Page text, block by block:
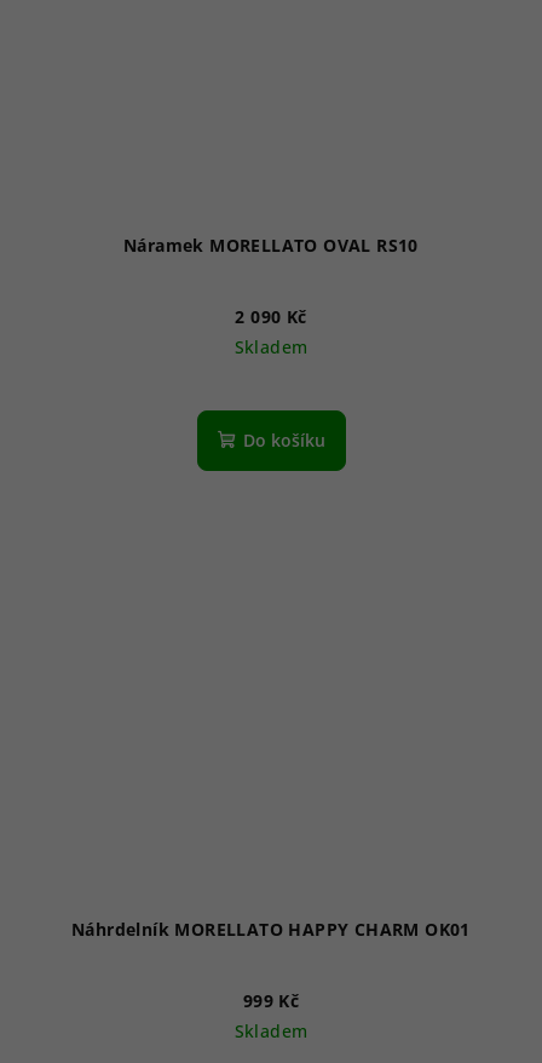
Náramek MORELLATO OVAL RS10
2 090 Kč
Skladem
Do košíku
Náhrdelník MORELLATO HAPPY CHARM OK01
999 Kč
Skladem